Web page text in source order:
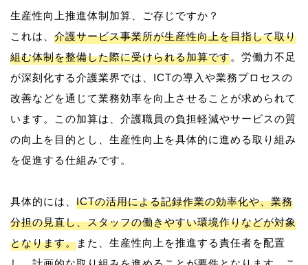
生産性向上推進体制加算、ご存じですか？
これは、 介護サービス事業所が生産性向上を目指して取り
組む体制を整備した際に受けられる加算です。労働力不足
が深刻化する介護業界では、ICTの導入や業務プロセスの
改善などを通じて業務効率を向上させることが求められて
います。この加算は、介護職員の負担軽減やサービスの質
の向上を目的とし、生産性向上を具体的に進める取り組み
を促進する仕組みです。
具体的には、 ICTの活用による記録作業の効率化や、業務
分担の見直し、スタッフの働きやすい環境作りなどが対象
となります。また、生産性向上を推進する責任者を配置